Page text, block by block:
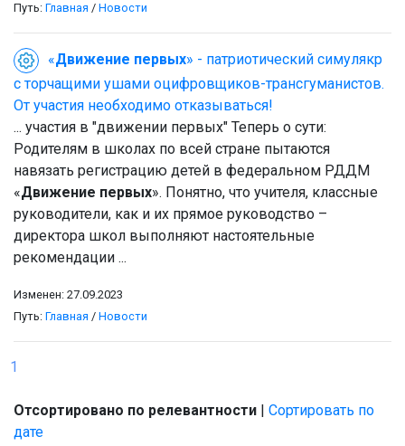
Путь: Главная / Новости
«Движение первых» - патриотический симулякр
с торчащими ушами оцифровщиков-трансгуманистов.
От участия необходимо отказываться!
... участия в "движении первых" Теперь о сути:
Родителям в школах по всей стране пытаются
навязать регистрацию детей в федеральном РДДМ
«Движение первых». Понятно, что учителя, классные
руководители, как и их прямое руководство –
директора школ выполняют настоятельные
рекомендации ...
Изменен: 27.09.2023
Путь: Главная / Новости
1
Отсортировано по релевантности | Сортировать по
дате